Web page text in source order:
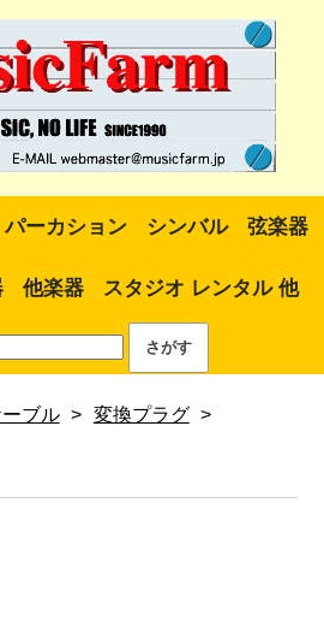
パーカション シンバル 弦楽器
他楽器 スタジオ レンタル 他
ブル > 変換プラグ >